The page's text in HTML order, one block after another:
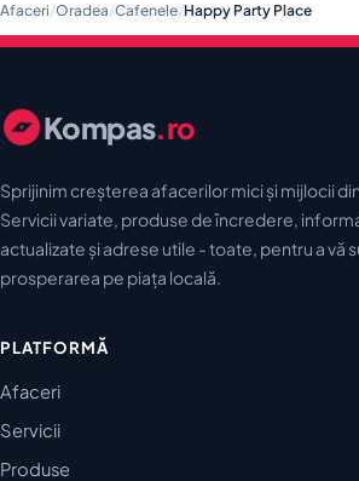
Afaceri/Oradea/Cafenele/Happy Party Place
Kompas.ro
Sprijinim creșterea afacerilor mici și mijlocii
Servicii variate, produse de încredere,
actualizate și adrese utile - toate, pentru a vă
prosperarea pe piața locală.
PLATFORMĂ
Afaceri
Servicii
Produse